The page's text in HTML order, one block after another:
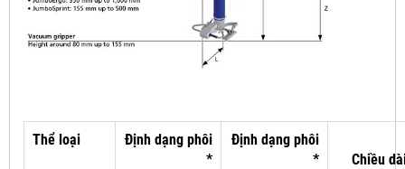
Thể loại
Định dạng phôi
*
Định dạng phôi
*
Chiều